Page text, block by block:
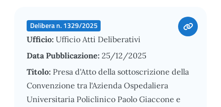
Delibera n. 1329/2025
Ufficio: Ufficio Atti Deliberativi
Data Pubblicazione: 25/12/2025
Titolo: Presa d'Atto della sottoscrizione della
Convenzione tra l'Azienda Ospedaliera
Universitaria Policlinico Paolo Giaccone e